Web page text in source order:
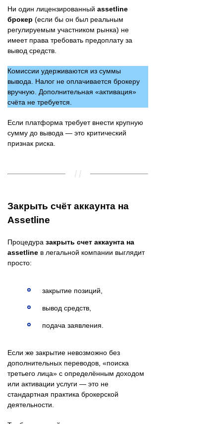
Ни один лицензированный assetline
брокер (если бы он был реальным
регулируемым участником рынка) не
имеет права требовать предоплату за
вывод средств.
Комиссии удерживаются из суммы
вывода. Налог не оплачивается брокеру
вручную. Дополнительная «активация»
счёта не требуется.
Если платформа требует внести крупную
сумму до вывода — это критический
признак риска.
Закрыть счёт аккаунта на
Assetline
Процедура закрыть счет аккаунта на
assetline в легальной компании выглядит
просто:
закрытие позиций,
вывод средств,
подача заявления.
Если же закрытие невозможно без
дополнительных переводов, «поиска
третьего лица» с определённым доходом
или активации услуги — это не
стандартная практика брокерской
деятельности.